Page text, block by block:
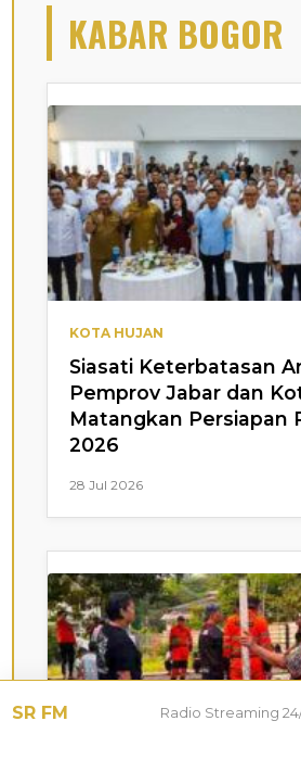
KABAR BOGOR
KOTA HUJAN
Siasati Keterbatasan
Pemprov Jabar dan
Matangkan Persiapan
2026
28 Jul 2026
SR FM Radio Streaming